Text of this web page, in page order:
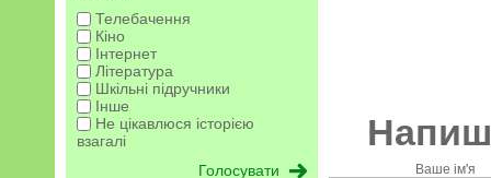
Телебачення
Кіно
Інтернет
Література
Шкільні підручники
Інше
Не цікавлюся історією
взагалі
Ваше ім'я